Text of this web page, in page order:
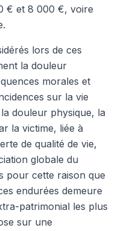
€ et 8 000 €, voire
lors de ces
la douleur
morales et
sur la vie
douleur physique, la
la victime, liée à
de qualité de vie,
globale du
pour cette raison que
endurées demeure
patrimonial les plus
sur une